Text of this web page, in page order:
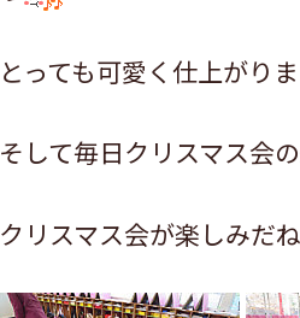
とっても可愛く仕上がり
そして毎日クリスマス会
クリスマス会が楽しみだね